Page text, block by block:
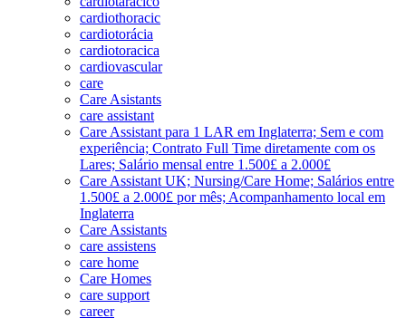
cardiothoracic
cardiotorácia
cardiotoracica
cardiovascular
care
Care Asistants
care assistant
Care Assistant para 1 LAR em Inglaterra; Sem e com
experiência; Contrato Full Time diretamente com os
Lares; Salário mensal entre 1.500£ a 2.000£
Care Assistant UK; Nursing/Care Home; Salários entre
1.500£ a 2.000£ por mês; Acompanhamento local em
Inglaterra
Care Assistants
care assistens
care home
Care Homes
care support
career